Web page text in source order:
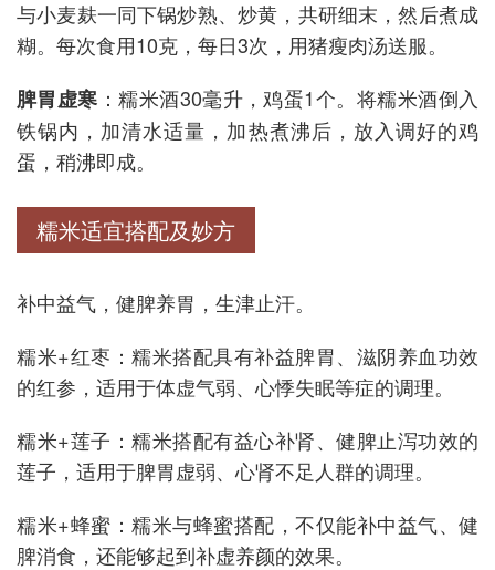
与小麦麸一同下锅炒熟、炒黄，共研细末，然后煮成
糊。每次食用10克，每日3次，用猪瘦肉汤送服。
脾胃虚寒 ：糯米酒30毫升，鸡蛋1个。将糯米酒倒入
铁锅内，加清水适量，加热煮沸后，放入调好的鸡
蛋，稍沸即成。
糯米适宜搭配及妙方
补中益气，健脾养胃，生津止汗。
糯米+红枣：糯米搭配具有补益脾胃、滋阴养血功效
的红参，适用于体虚气弱、心悸失眠等症的调理。
糯米+莲子：糯米搭配有益心补肾、健脾止泻功效的
莲子，适用于脾胃虚弱、心肾不足人群的调理。
糯米+蜂蜜：糯米与蜂蜜搭配，不仅能补中益气、健
脾消食，还能够起到补虚养颜的效果。